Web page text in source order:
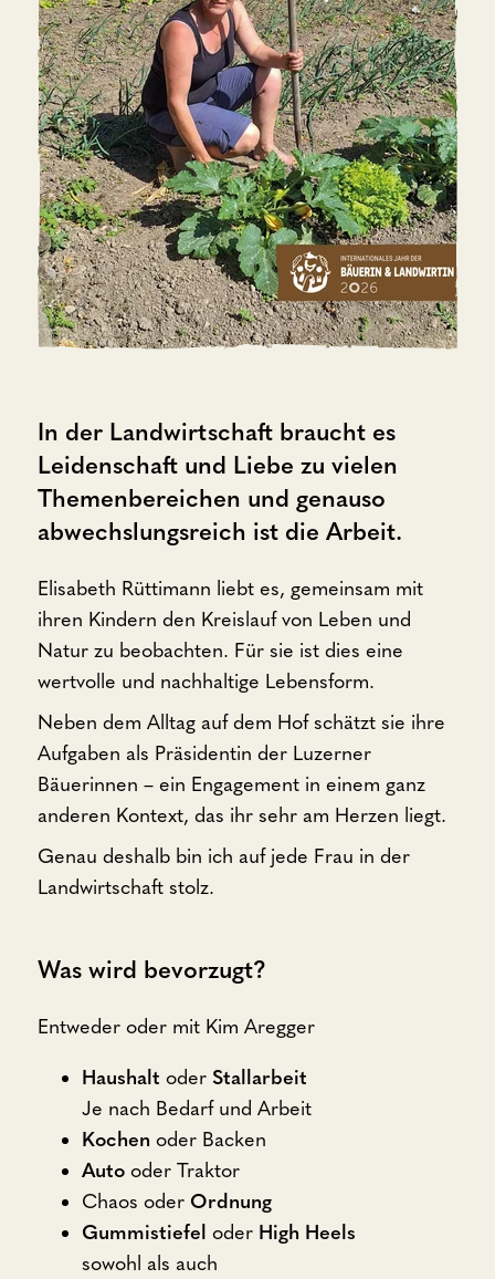
In der Landwirtschaft braucht es
Leidenschaft und Liebe zu vielen
Themenbereichen und genauso
abwechslungsreich ist die Arbeit.
Elisabeth Rüttimann liebt es, gemeinsam mit
ihren Kindern den Kreislauf von Leben und
Natur zu beobachten. Für sie ist dies eine
wertvolle und nachhaltige Lebensform.
Neben dem Alltag auf dem Hof schätzt sie ihre
Aufgaben als Präsidentin der Luzerner
Bäuerinnen – ein Engagement in einem ganz
anderen Kontext, das ihr sehr am Herzen liegt.
Genau deshalb bin ich auf jede Frau in der
Landwirtschaft stolz.
Was wird bevorzugt?
Entweder oder mit Kim Aregger
Haushalt oder Stallarbeit
Je nach Bedarf und Arbeit
Kochen oder Backen
Auto oder Traktor
Chaos oder Ordnung
Gummistiefel oder High Heels
sowohl als auch